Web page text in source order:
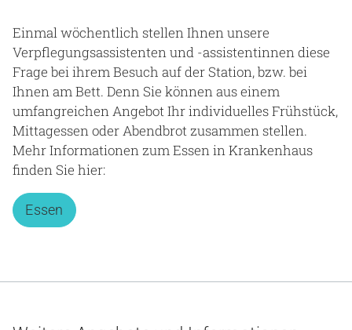
Einmal wöchentlich stellen Ihnen unsere
Verpflegungsassistenten und -assistentinnen diese
Frage bei ihrem Besuch auf der Station, bzw. bei
Ihnen am Bett. Denn Sie können aus einem
umfangreichen Angebot Ihr individuelles Frühstück,
Mittagessen oder Abendbrot zusammen stellen.
Mehr Informationen zum Essen in Krankenhaus
finden Sie hier:
Essen